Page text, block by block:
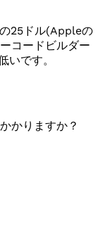
25ドル(Appleの
コードビルダー
いです。
かりますか？